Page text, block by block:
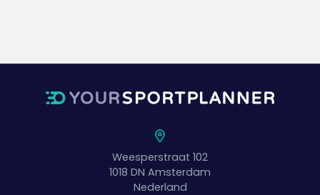
Weesperstraat 102
1018 DN Amsterdam
Nederland